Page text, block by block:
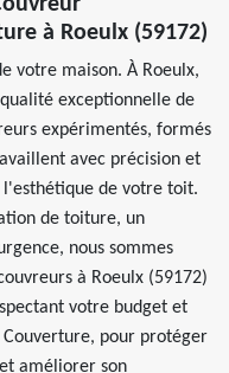
à Roeulx (59172)
votre maison. À Roeulx,
exceptionnelle de
expérimentés, formés
avec précision et
de votre toit.
de toiture, un
nous sommes
à Roeulx (59172)
votre budget et
Couverture, pour protéger
améliorer son